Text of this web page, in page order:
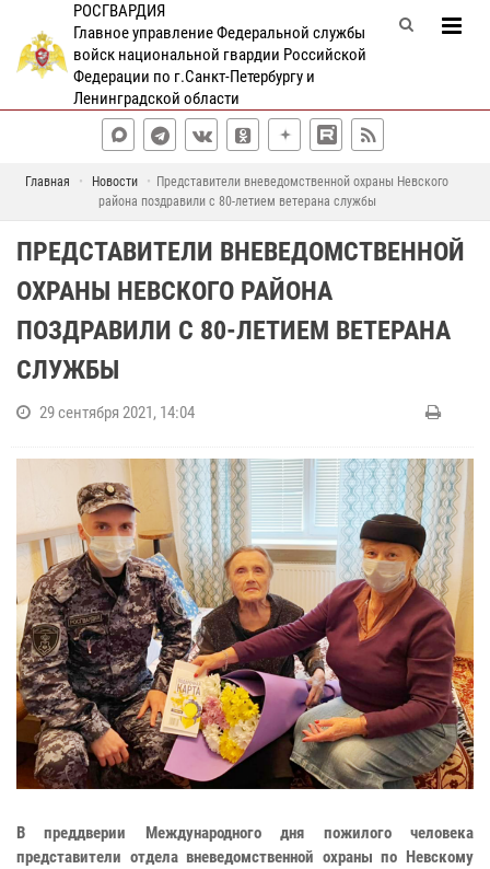
РОСГВАРДИЯ
Главное управление Федеральной службы
войск национальной гвардии Российской
Федерации по г.Санкт-Петербургу и
Ленинградской области
Главная Новости
Представители вневедомственной охраны Невского
района поздравили с 80-летием ветерана службы
ПРЕДСТАВИТЕЛИ ВНЕВЕДОМСТВЕННОЙ
ОХРАНЫ НЕВСКОГО РАЙОНА
ПОЗДРАВИЛИ С 80-ЛЕТИЕМ ВЕТЕРАНА
СЛУЖБЫ
29 сентября 2021, 14:04
В преддверии Международного дня пожилого человека
представители отдела вневедомственной охраны по Невскому